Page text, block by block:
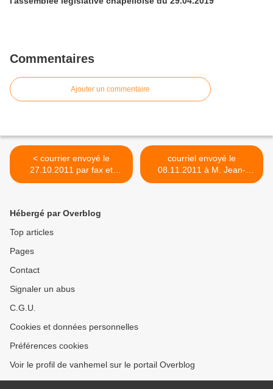
Commentaires
Ajouter un commentaire
< courrier envoyé le
27.10.2011 par fax et
messagerie électronique à
dysfonctionnement
démocratique établi à
courriel envoyé le
08.11.2011 à M. Jean-
Claude BOUILLON,
Hébergé par Overblog
Top articles
Pages
Contact
Signaler un abus
C.G.U.
Cookies et données personnelles
Préférences cookies
Voir le profil de vanhemel sur le portail Overblog